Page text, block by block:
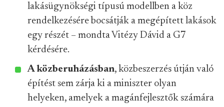
lakásügynökségi típusú modellben a köz
rendelkezésére bocsátják a megépített lakások
egy részét – mondta Vitézy Dávid a G7
kérdésére.
A közberuházásban, közbeszerzés útján való
építést sem zárja ki a miniszter olyan
helyeken, amelyek a magánfejlesztők számára